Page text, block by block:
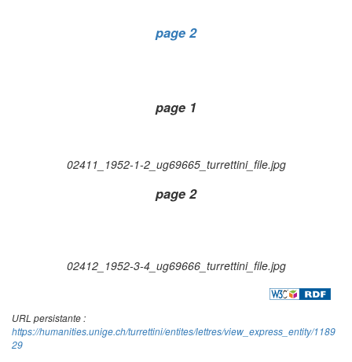
page 2
page 1
02411_1952-1-2_ug69665_turrettini_file.jpg
page 2
02412_1952-3-4_ug69666_turrettini_file.jpg
URL persistante :
https://humanities.unige.ch/turrettini/entites/lettres/view_express_entity/1189
29